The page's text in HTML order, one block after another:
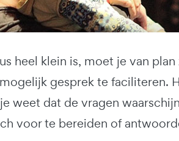
heel klein is, moet je van
gesprek te faciliteren.
weet dat de vragen
voor te bereiden of